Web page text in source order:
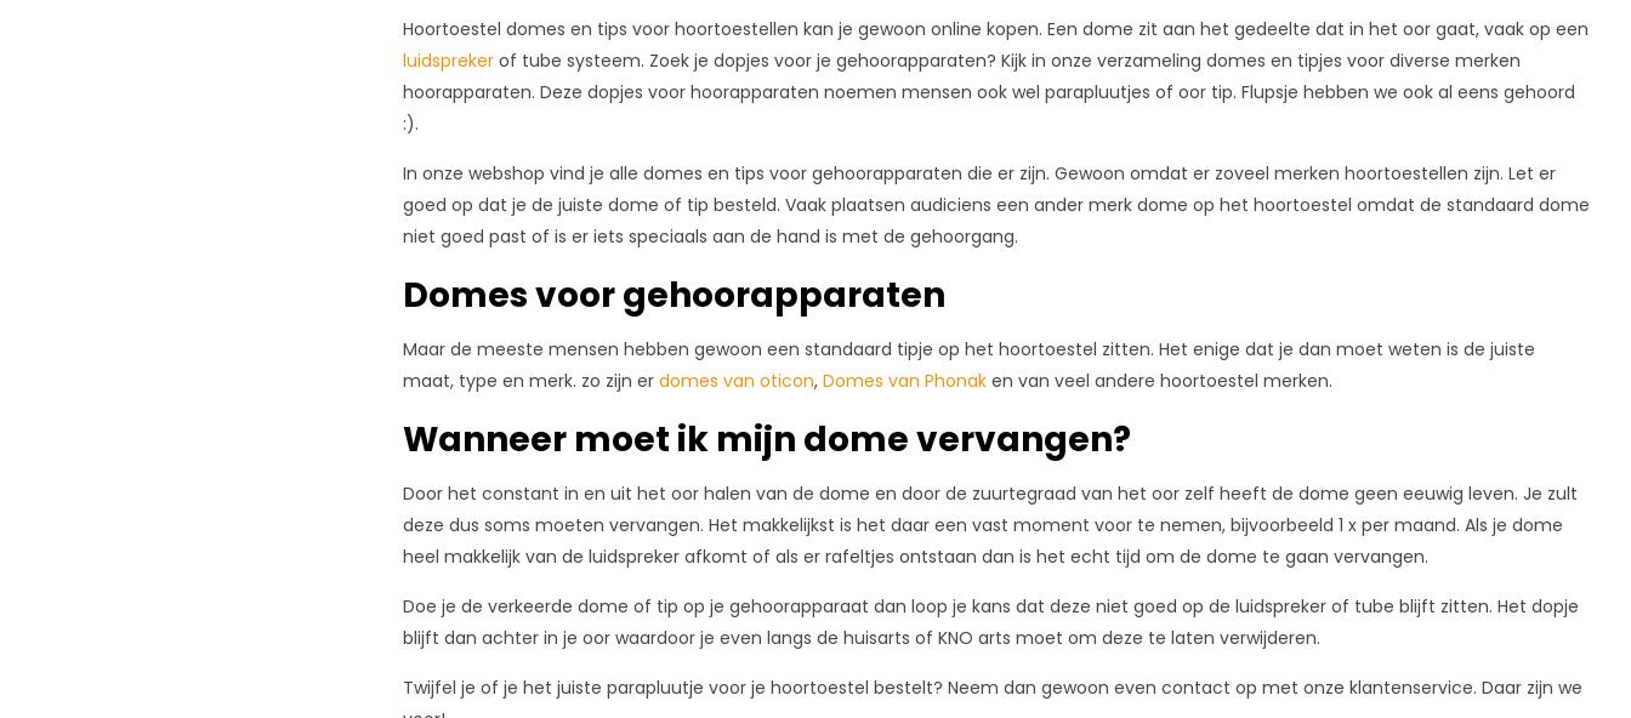
Hoortoestel domes en tips voor hoortoestellen kan je gewoon online kopen. Een dome zit aan het gedeelte dat in het oor gaat, vaak op een
luidsprekerof tube systeem. Zoek je dopjes voor je gehoorapparaten? Kijk in onze verzameling domes en tipjes voor diverse merken
hoorapparaten. Deze dopjes voor hoorapparaten noemen mensen ook wel parapluutjes of oor tip. Flupsje hebben we ook al eens gehoord
:).
In onze webshop vind je alle domes en tips voor gehoorapparaten die er zijn. Gewoon omdat er zoveel merken hoortoestellen zijn. Let er
goed op dat je de juiste dome of tip besteld. Vaak plaatsen audiciens een ander merk dome op het hoortoestel omdat de standaard dome
niet goed past of is er iets speciaals aan de hand is met de gehoorgang.
Domes voor gehoorapparaten
Maar de meeste mensen hebben gewoon een standaard tipje op het hoortoestel zitten. Het enige dat je dan moet weten is de juiste
maat, type en merk. zo zijn er domes van oticon, Domes van Phonaken van veel andere hoortoestel merken.
Wanneer moet ik mijn dome vervangen?
Door het constant in en uit het oor halen van de dome en door de zuurtegraad van het oor zelf heeft de dome geen eeuwig leven. Je zult
deze dus soms moeten vervangen. Het makkelijkst is het daar een vast moment voor te nemen, bijvoorbeeld 1 x per maand. Als je dome
heel makkelijk van de luidspreker afkomt of als er rafeltjes ontstaan dan is het echt tijd om de dome te gaan vervangen.
Doe je de verkeerde dome of tip op je gehoorapparaat dan loop je kans dat deze niet goed op de luidspreker of tube blijft zitten. Het dopje
blijft dan achter in je oor waardoor je even langs de huisarts of KNO arts moet om deze te laten verwijderen.
Twijfel je of je het juiste parapluutje voor je hoortoestel bestelt? Neem dan gewoon even contact op met onze klantenservice. Daar zijn we